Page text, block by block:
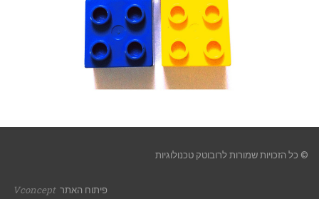
© כל הזכויות שמורות לרובוטק טכנולוגיות
Vconcept פיתוח האתר